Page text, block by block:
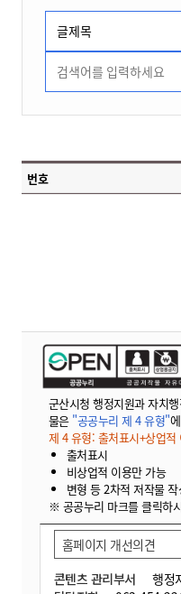
번호
군산시청 행정지원과 자치
물은 "공공누리 제 4 유형"
제 4 유형: 출처표시+상업적
출처표시
비상업적 이용만 가능
변형 등 2차적 저작물
※ 공공누리 마크를 클릭하
콘텐츠 관리부서
행정
홈페이지 개선의견